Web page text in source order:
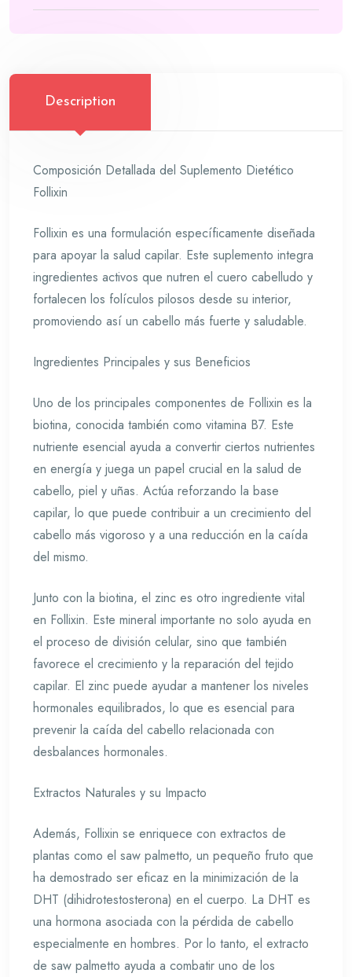
Description
Composición Detallada del Suplemento Dietético
Follixin
Follixin es una formulación específicamente diseñada
para apoyar la salud capilar. Este suplemento integra
ingredientes activos que nutren el cuero cabelludo y
fortalecen los folículos pilosos desde su interior,
promoviendo así un cabello más fuerte y saludable.
Ingredientes Principales y sus Beneficios
Uno de los principales componentes de Follixin es la
biotina, conocida también como vitamina B7. Este
nutriente esencial ayuda a convertir ciertos nutrientes
en energía y juega un papel crucial en la salud de
cabello, piel y uñas. Actúa reforzando la base
capilar, lo que puede contribuir a un crecimiento del
cabello más vigoroso y a una reducción en la caída
del mismo.
Junto con la biotina, el zinc es otro ingrediente vital
en Follixin. Este mineral importante no solo ayuda en
el proceso de división celular, sino que también
favorece el crecimiento y la reparación del tejido
capilar. El zinc puede ayudar a mantener los niveles
hormonales equilibrados, lo que es esencial para
prevenir la caída del cabello relacionada con
desbalances hormonales.
Extractos Naturales y su Impacto
Además, Follixin se enriquece con extractos de
plantas como el saw palmetto, un pequeño fruto que
ha demostrado ser eficaz en la minimización de la
DHT (dihidrotestosterona) en el cuerpo. La DHT es
una hormona asociada con la pérdida de cabello
especialmente en hombres. Por lo tanto, el extracto
de saw palmetto ayuda a combatir uno de los